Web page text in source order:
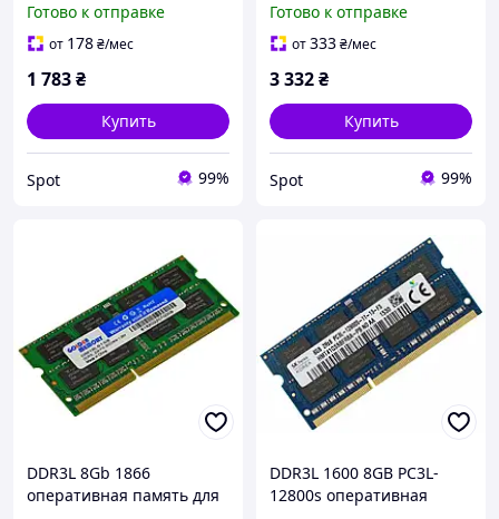
ноутбука новая
Готово к отправке
от 178₴/мес
1 783₴
Купить
Spot 99%
шт комплект для ПК
Готово к отправке
от333₴/мес
3 332₴
Купить
Spot 99%
DDR3L 8Gb 1866
оперативная память для
DDR3L 1600 8GB PC3L-
12800s оперативная